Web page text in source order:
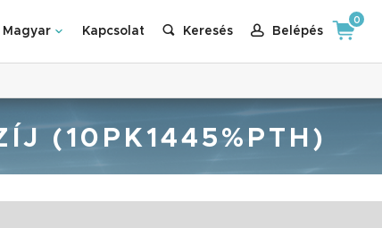
Magyar Kapcsolat Keresés Belépés
0
(10PK1445%PTH)